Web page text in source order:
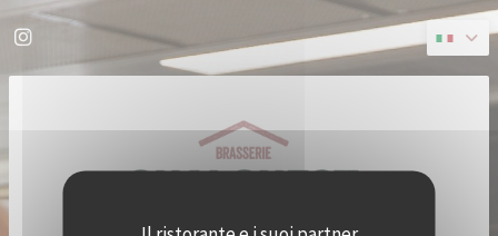
Personalizzazione delle tue scelte sui cookie
Instagram ((apre una nuova finestra))